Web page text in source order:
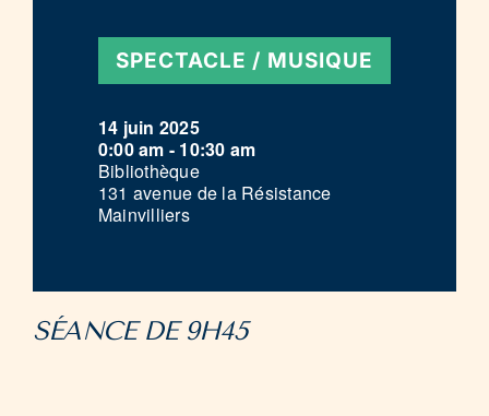
SPECTACLE / MUSIQUE
14 juin 2025
0:00 am - 10:30 am
Bibliothèque
131 avenue de la Résistance
Mainvilliers
SÉANCE DE 9H45